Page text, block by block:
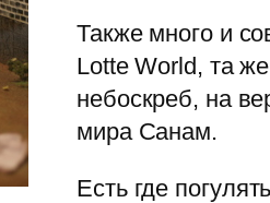
Также много и
Lotte World, та
небоскреб, на
мира Санам.
Есть где